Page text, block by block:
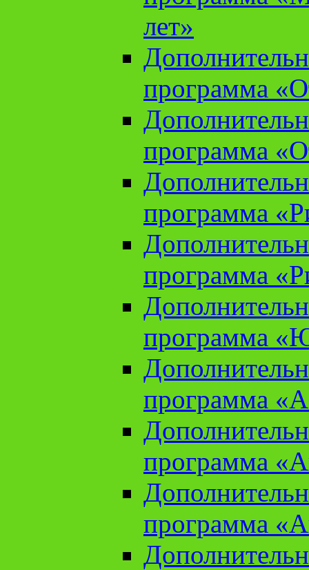
лет»
программа
программа
программа
программа
программа
программа
программа
программа